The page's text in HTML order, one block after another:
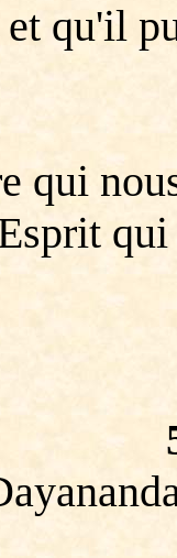
qu'il
qui